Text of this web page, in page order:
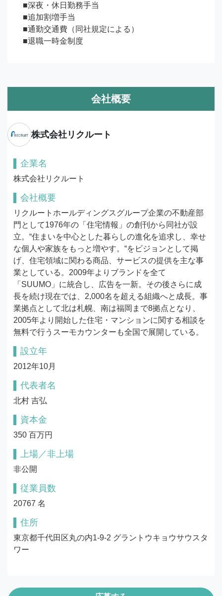
■深夜・休日勤務手当
■追加割増手当
■通勤交通費（同社規定による）
■退職一時金制度
会社概要
株式会社リクルート
企業名
株式会社リクルート
会社概要
リクルートホールディングスグループ企業の不動産部
門として1976年の「住宅情報」の創刊から同社が設
立。“住まいを中心とした暮らしの進化を追求し、幸せ
な個人や家族をもっと増やす。“をビジョンとして掲
げ、住宅領域に関わる商品、サービスの提供を主な事
業としている。2009年よりブランドを全て
「SUUMO」に統合し、広告を一新。その後さらに成
長を続け現在では、2,000名を超える組織へと成長。事
業拠点として北は札幌、南は福岡まで8拠点となり、
2005年より開始した住宅・マンションに関する相談を
無料で行うスーモカウンターも全国で展開している。
設立年
2012年10月
代表者名
北村 吉弘
資本金
350 百万円
上場／非上場
非公開
従業員数
20767 名
住所
東京都千代田区丸の内1-9-2 グラントウキョウサウスタ
ワー